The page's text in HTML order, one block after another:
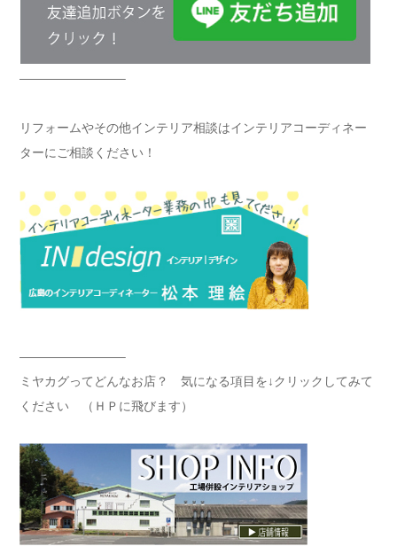
————————–
リフォームやその他インテリア相談はインテリアコーディネー
ターにご相談ください！
————————–
ミヤカグってどんなお店？ 気になる項目を↓クリックしてみて
ください （ＨＰに飛びます）